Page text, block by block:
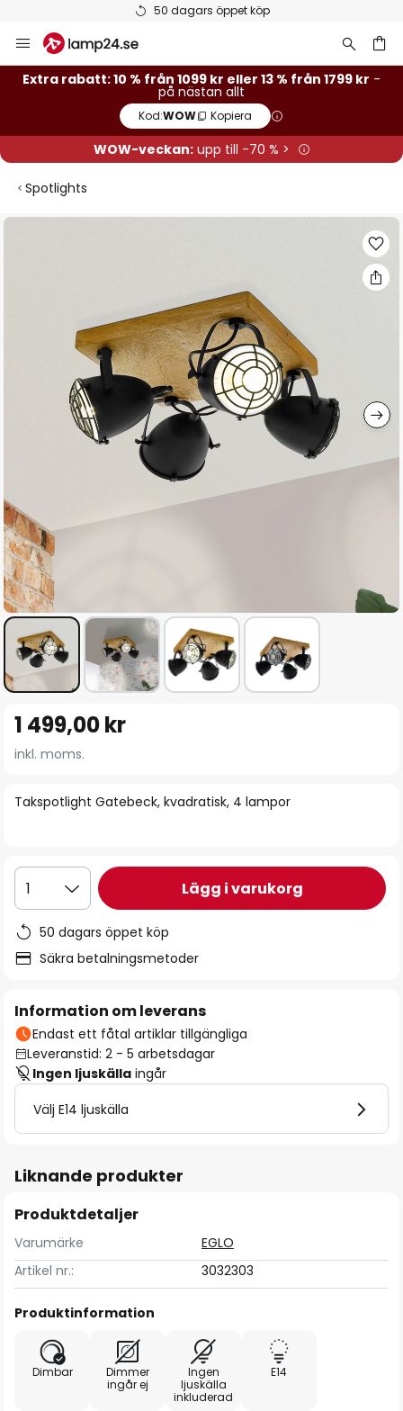
Hoppa
till
innehållet
Extra rabatt: 10 % från 1099 kr eller 13 % från 1799 kr -
på nästan allt
Kod:WOW Kopiera
WOW-veckan:upp till -70 % >
Spotlights
Hoppa
till
början
bildgalleriet
Takspotlight Gatebeck, kvadratisk, 4 lampor
1 499,00 kr
inkl. moms.
1 Lägg i varukorg
50 dagars öppet köp
Säkra betalningsmetoder
Information om leverans
Endast ett fåtal artiklar tillgängliga
Leveranstid: 2 - 5 arbetsdagar
Ingen ljuskälla ingår
Välj E14 ljuskälla
Liknande produkter
Produktdetaljer
Varumärke
EGLO
Artikel nr.:
3032303
Produktinformation
Dimbar
Dimmer
ingår ej
Ingen
ljuskälla
inkluderad
E14